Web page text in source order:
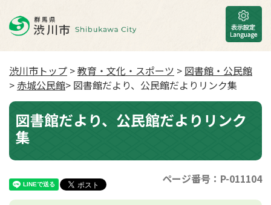
渋川市トップ >教育・文化・スポーツ > 図書館・公民館
> 赤城公民館> 図書館だより、公民館だよりリンク集
図書館だより、公民館だよりリンク
集
ページ番号：P-011104